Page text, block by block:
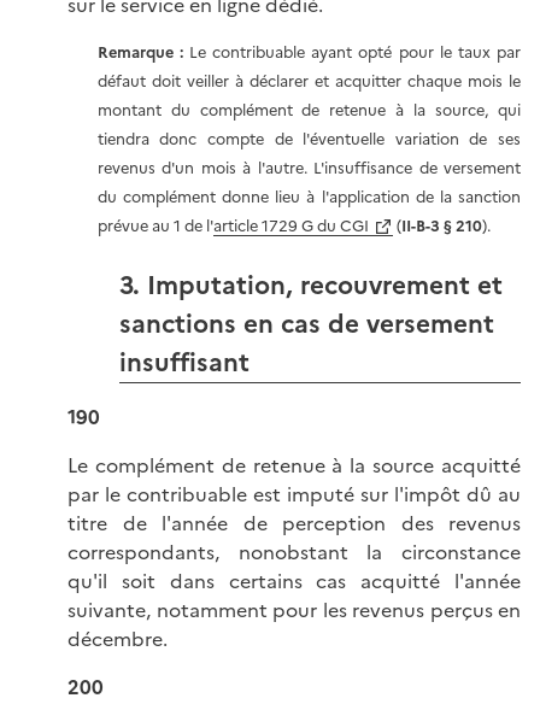
Remarque :Le contribuable ayant opté pour le taux par
défaut doit veiller à déclarer et acquitter chaque mois le
montant du complément de retenue à la source, qui
tiendra donc compte de l'éventuelle variation de ses
revenus d'un mois à l'autre. L'insuffisance de versement
du complément donne lieu à l'application de la sanction
prévue au 1 de l'article 1729 G du CGI (II-B-3 § 210).
3. Imputation, recouvrement et
sanctions en cas de versement
insuffisant
190
Le complément de retenue à la source acquitté
par le contribuable est imputé sur l'impôt dû au
titre de l'année de perception des revenus
correspondants, nonobstant la circonstance
qu'il soit dans certains cas acquitté l'année
suivante, notamment pour les revenus perçus en
décembre.
200